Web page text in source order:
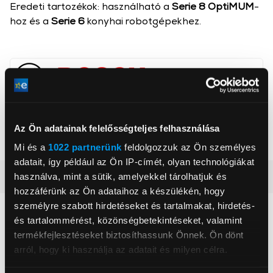
Az Ön adatainak felelősségteljes felhasználása
Mi és a 1022 partnerünk feldolgozzuk az Ön személyes
adatait, így például az Ön IP-címét, olyan technológiákat
használva, mint a sütik, amelyekkel tárolhatjuk és
hozzáférünk az Ön adataihoz a készülékén, hogy
személyre szabott hirdetéseket és tartalmakat, hirdetés-
és tartalommérést, közönségbetekintéseket, valamint
termékfejlesztéseket biztosíthassunk Önnek. Ön dönt
arról, hogy ki használja az adatait és milyen célra.
81739, München, Carl-Wery-Straße 34
Eredeti tartozékok: használható a Serie 8 OptiMUM-
hoz és a Serie 6 konyhai robotgépekhez.
Részletes ismertető
Neked ajánljuk